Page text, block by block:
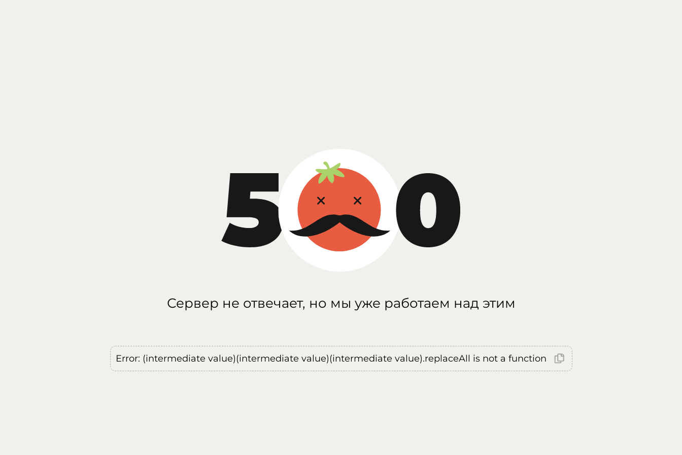
Сервер не отвечает, но мы уже работаем над этим
Error: (intermediate value)(intermediate value)(intermediate value).replaceAll is not a function